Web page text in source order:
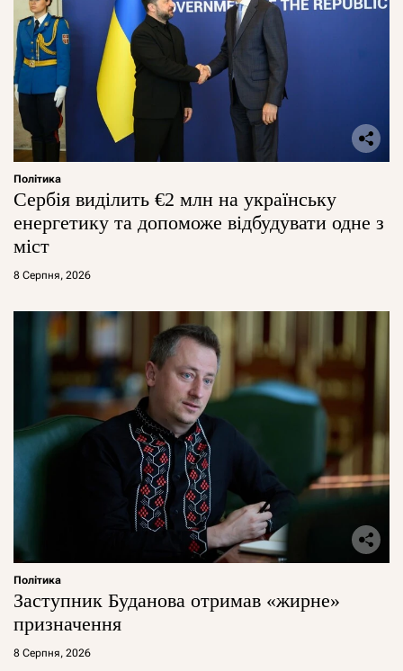
Політика
Сербія виділить €2 млн на українську
енергетику та допоможе відбудувати одне з
міст
8 Серпня, 2026
Політика
Заступник Буданова отримав «жирне»
призначення
8 Серпня, 2026